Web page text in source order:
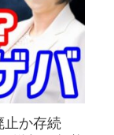
止か存続